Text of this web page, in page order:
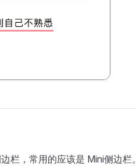
栏，常用的应该是 Mini侧边栏。